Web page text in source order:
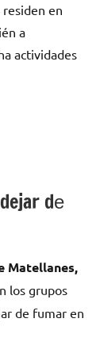
en
а
actividades
dе
Matellanes,
los grupos
dе fumar en